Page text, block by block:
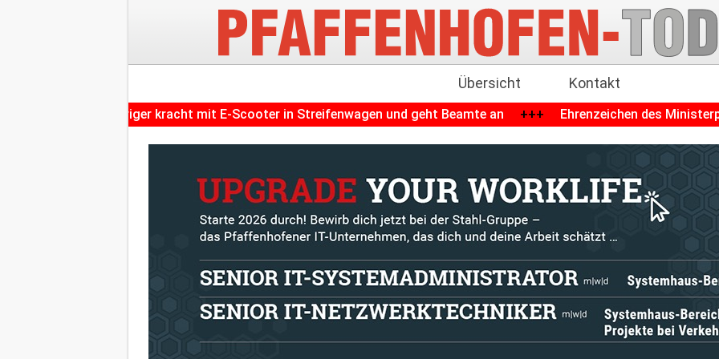
Übersicht Kontakt
14-Jähriger kracht mit E-Scooter in Streifenwagen und geht Beamte an +++ Ehrenzeichen des Ministerpräsidenten